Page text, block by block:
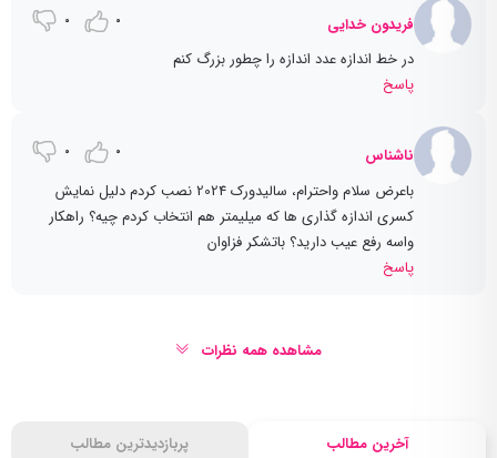
آخرین مطالب پربازدیدترین مطالب
فریدون خدایی 0
0
در خط اندازه عدد اندازه را چطور بزرگ کنم
پاسخ
ناشناس 0
0
باعرض سلام واحترام، سالیدورک 2024 نصب کردم دلیل نمایش
کسری اندازه گذاری ها که میلیمتر هم انتخاب کردم چیه؟ راهکار
واسه رفع عیب دارید؟ باتشكر فزاوان
پاسخ
مشاهده همه نظرات